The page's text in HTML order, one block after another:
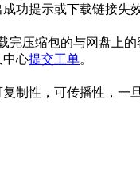
功提示或下载链接失
完压缩包的与网盘上
中心提交工单。
制性，可传播性，